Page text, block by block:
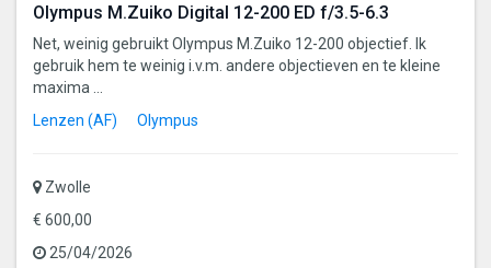
Olympus M.Zuiko Digital 12-200 ED f/3.5-6.3
Net, weinig gebruikt Olympus M.Zuiko 12-200 objectief. Ik
gebruik hem te weinig i.v.m. andere objectieven en te kleine
maxima ...
Lenzen (AF)
Olympus
Zwolle
€ 600,00
25/04/2026